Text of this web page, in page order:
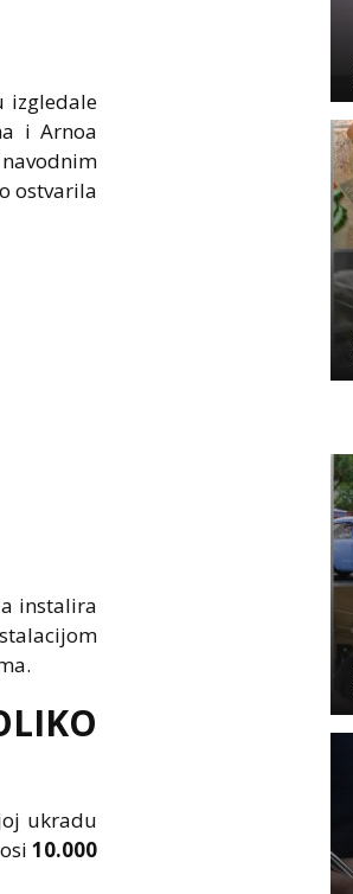
izgledale
i Arnoa
ostvarila
instalira
ukradu
10.000